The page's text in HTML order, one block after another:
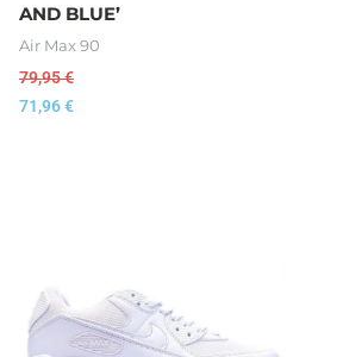
AND BLUE’
Air Max 90
79,95€
71,96€